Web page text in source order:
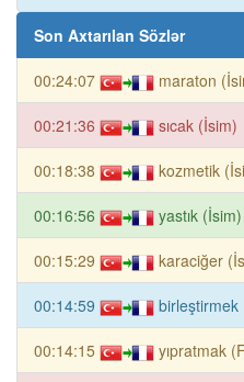
Son Axtarılan Sözlər
00:24:07 maraton
00:21:36 sıcak (İsim)
00:18:38 kozmetik
00:16:56 yastık (İsim)
00:15:29 karaciğer
00:14:59 birleştirmek
00:14:15 yıpratmak